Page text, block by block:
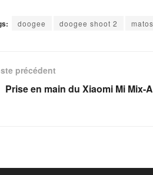
doogee doogee shoot 2
précédent
Prise en main du Xiaomi Mi Mix-